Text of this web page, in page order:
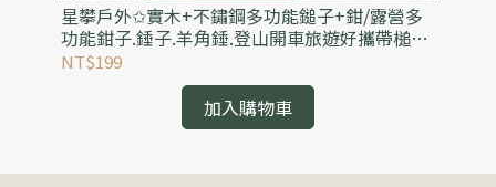
星攀戶外✩實木+不鏽鋼多功能鎚子+鉗/露營多
功能鉗子.錘子.羊角錘.登山開車旅遊好攜帶槌子/
安全摺疊錘+可破窗逃生錘
NT$199
加入購物車